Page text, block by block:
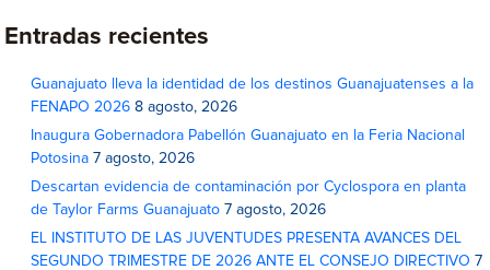
Entradas recientes
Guanajuato lleva la identidad de los destinos Guanajuatenses a la
FENAPO 2026 8 agosto, 2026
Inaugura Gobernadora Pabellón Guanajuato en la Feria Nacional
Potosina 7 agosto, 2026
Descartan evidencia de contaminación por Cyclospora en planta
de Taylor Farms Guanajuato 7 agosto, 2026
EL INSTITUTO DE LAS JUVENTUDES PRESENTA AVANCES DEL
SEGUNDO TRIMESTRE DE 2026 ANTE EL CONSEJO DIRECTIVO 7